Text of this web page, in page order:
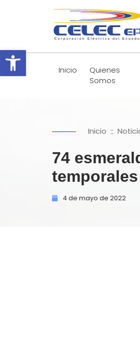
Abrir barra de
Inicio
Quienes
Somos
Inicio ::
74
4 de mayo de 2022